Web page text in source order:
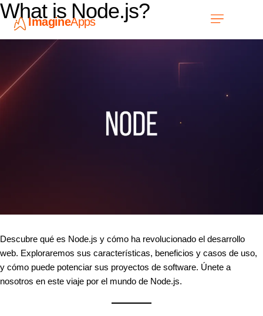
ImagineApps
What is Node.js?
Descubre qué es Node.js y cómo ha revolucionado el desarrollo
web. Exploraremos sus características, beneficios y casos de uso,
y cómo puede potenciar sus proyectos de software. Únete a
nosotros en este viaje por el mundo de Node.js.